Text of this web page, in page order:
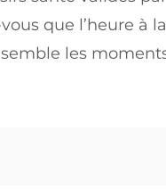
que l’heure à
les